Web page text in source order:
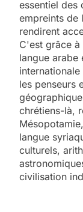
essentiel des
empreints de
rendirent
C'est grâce
langue arabe
internationale
les penseurs
chrétiens-là,
langue
culturels,
civilisation